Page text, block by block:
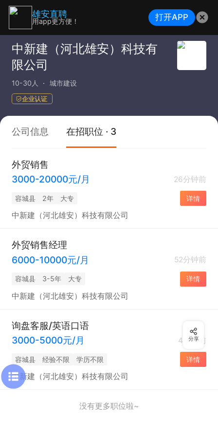
中新建（河北雄安）科技有
限公司
10-30人 城市建设
企业认证
公司信息 在招职位 · 3
外贸销售
3000-20000元/月
26分钟前
容城县 2年 大专 详情
中新建（河北雄安）科技有限公司
外贸销售经理
6000-10000元/月
52分钟前
容城县 3-5年 大专 详情
中新建（河北雄安）科技有限公司
询盘客服/英语口语
3000-5000元/月
4小时前
容城县 经验不限 学历不限 详情
中新建（河北雄安）科技有限公司
没有更多职位啦~
分享
雄安直聘
用app更方便！ 打开APP